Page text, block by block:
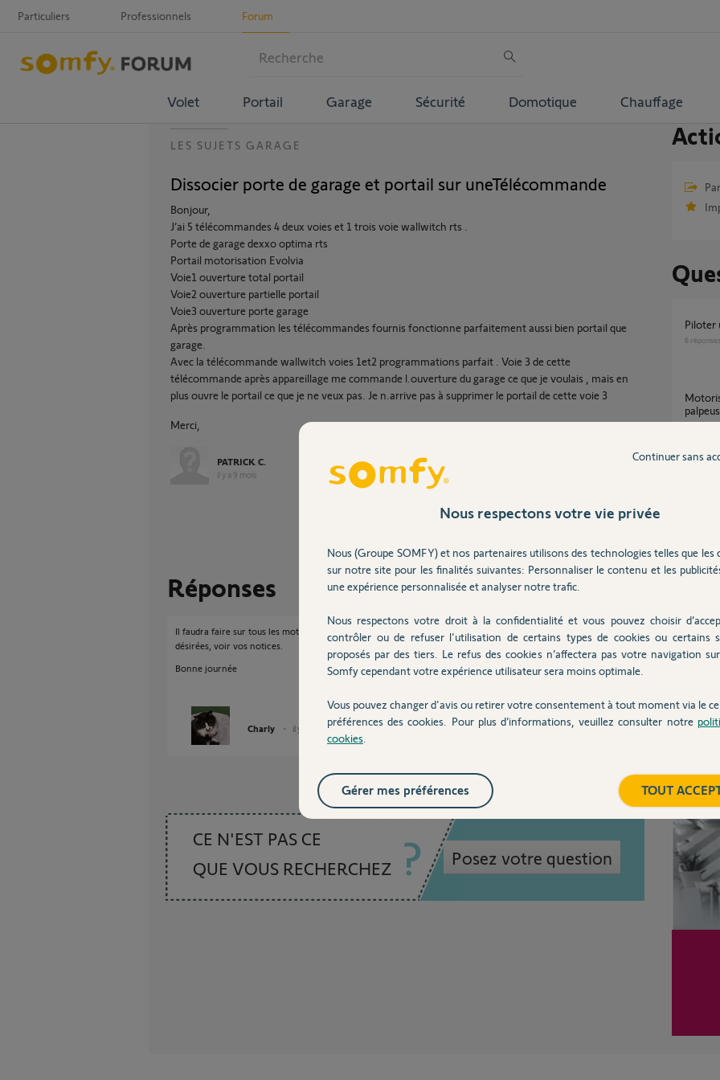
Particuliers Professionnels Forum
Volet Portail Garage Sécurité Domotique Chauffage
LES SUJETS GARAGE
Dissocier porte de garage et portail sur uneTélécommande
Bonjour,
J’ai 5 télécommandes 4 deux voies et 1 trois voie wallwitch rts .
Porte de garage dexxo optima rts
Portail motorisation Evolvia
Voie1 ouverture total portail
Voie2 ouverture partielle portail
Voie3 ouverture porte garage
Après programmation les télécommandes fournis fonctionne parfaitement aussi bien portail que
garage.
Avec la télécommande wallwitch voies 1et2 programmations parfait . Voie 3 de cette
télécommande après appareillage me commande l.ouverture du garage ce que je voulais , mais en
plus ouvre le portail ce que je ne veux pas. Je n.arrive pas à supprimer le portail de cette voie 3
Merci,
PATRICK C.
il y a 9 mois
Partager cette question
Participer au fil de discussion
Réponses
Il faudra faire sur tous les moteurs une suppression de toutes les TC puis réaffecter celles
désirées, voir vos notices.
Bonne journée
Charly il y a 9 mois
CE N'EST PAS CE
QUE VOUS RECHERCHEZ
Posez votre question
6 réponses
Motorisation porte garage sans barre
6réponses
Nous respectons votre vie privée
Nous (Groupe SOMFY) et nos partenaires utilisons des technologies telles que les
sur notre site pour les finalités suivantes: Personnaliser le contenu et les
une expérience personnalisée et analyser notre trafic.
Nous respectons votre droit à la confidentialité et vous pouvez choisir
contrôler ou de refuser l'utilisation de certains types de cookies ou certains
proposés par des tiers. Le refus des cookies n’affectera pas votre navigation
Somfy cependant votre expérience utilisateur sera moins optimale.
Vous pouvez changer d'avis ou retirer votre consentement à tout moment via le
préférences des cookies. Pour plus d’informations, veuillez consulter notre
cookies
Continuer sans
TOUT
Gérer mes préférences